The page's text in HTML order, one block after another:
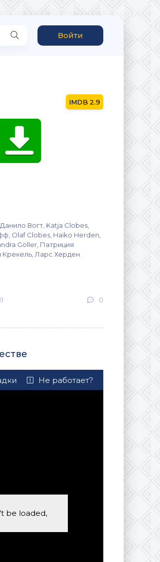
Войти
2.9
Вогт, Katja Clobes,
Olaf Clobes, Haiko Herden,
Göller, Патриция
Ларс Херден
0
Не работает?
be loaded,